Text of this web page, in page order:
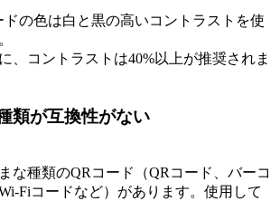
ドの色は白と黒の高いコントラストを使
、コントラストは40%以上が推奨されま
類が互換性がない
な種類のQRコード（QRコード、バーコ
Fiコードなど）があります。使用して